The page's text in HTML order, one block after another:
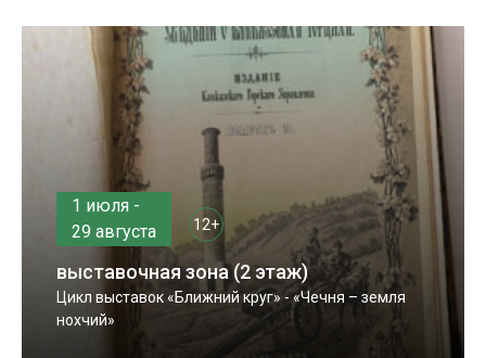
1 июля -
29 августа
12+
выставочная зона (2 этаж)
Цикл выставок «Ближний круг» - «Чечня – земля
нохчий»